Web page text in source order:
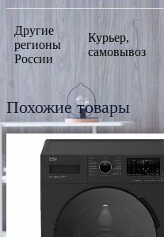
Другие
регионы
России
Курьер,
самовывоз
Похожие товары